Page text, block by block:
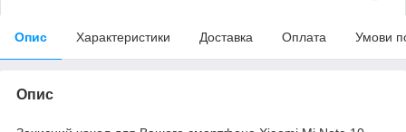
Опис Характеристики Доставка Оплата Умови
Опис